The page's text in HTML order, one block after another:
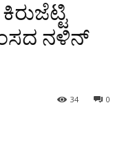
ನಳಿನ್
0
34